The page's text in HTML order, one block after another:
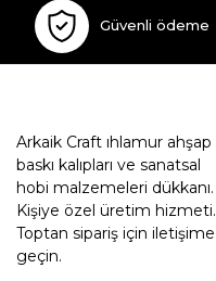
Güvenli ödeme
Arkaik Craft ıhlamur ahşap
baskı kalıpları ve sanatsal
hobi malzemeleri dükkanı.
Kişiye özel üretim hizmeti.
Toptan sipariş için iletişime
geçin.